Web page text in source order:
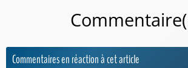
Commentaires en réaction à cet article